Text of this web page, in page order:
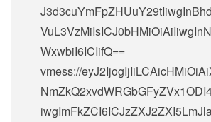
WxwbiI6ICIifQ==
vmess://